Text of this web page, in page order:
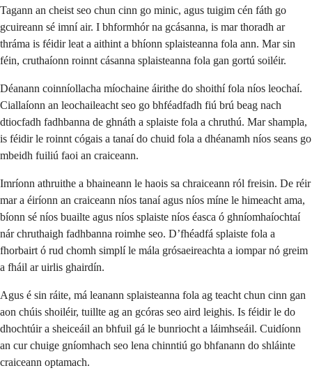
Tagann an cheist seo chun cinn go minic, agus tuigim cén fáth go
gcuireann sé imní air. I bhformhór na gcásanna, is mar thoradh ar
thráma is féidir leat a aithint a bhíonn splaisteanna fola ann. Mar sin
féin, cruthaíonn roinnt cásanna splaisteanna fola gan gortú soiléir.
Déanann coinníollacha míochaine áirithe do shoithí fola níos leochaí.
Ciallaíonn an leochaileacht seo go bhféadfadh fiú brú beag nach
dtiocfadh fadhbanna de ghnáth a splaiste fola a chruthú. Mar shampla,
is féidir le roinnt cógais a tanaí do chuid fola a dhéanamh níos seans go
mbeidh fuiliú faoi an craiceann.
Imríonn athruithe a bhaineann le haois sa chraiceann ról freisin. De réir
mar a éiríonn an craiceann níos tanaí agus níos míne le himeacht ama,
bíonn sé níos buailte agus níos splaiste níos éasca ó ghníomhaíochtaí
nár chruthaigh fadhbanna roimhe seo. D’fhéadfá splaiste fola a
fhorbairt ó rud chomh simplí le mála grósaeireachta a iompar nó greim
a fháil ar uirlis ghairdín.
Agus é sin ráite, má leanann splaisteanna fola ag teacht chun cinn gan
aon chúis shoiléir, tuillte ag an gcóras seo aird leighis. Is féidir le do
dhochtúir a sheiceáil an bhfuil gá le bunriocht a láimhseáil. Cuidíonn
an cur chuige gníomhach seo lena chinntiú go bhfanann do shláinte
craiceann optamach.